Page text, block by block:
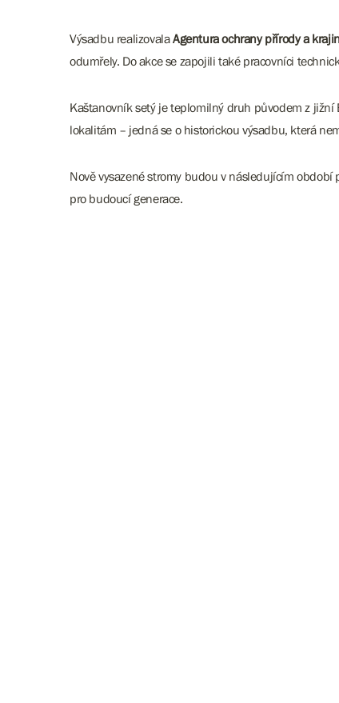
Výsadbu realizovalaAgentura ochrany přírody a
odumřely. Do akce se zapojili také pracovníci
Kaštanovník setý je teplomilný druh původem z jižní
lokalitám – jedná se o historickou výsadbu, která
Nově vysazené stromy budou v následujícím
pro budoucí generace.